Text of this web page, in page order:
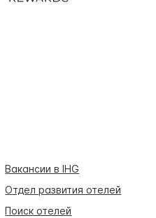
Вакансии в IHG
Отдел развития отелей
Поиск отелей